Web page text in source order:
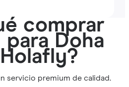
comprar
para Doha
servicio premium de calidad.